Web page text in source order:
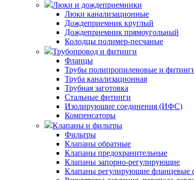
Люки и дождеприемники
Люки канализационные
Дождеприемник круглый
Дождеприемник прямоугольный
Колодцы полимер-песчаные
Трубопровод и фитинги
Фланцы
Трубы полипропиленовые и
Труба канализационная
Трубная заготовка
Стальные фитинги
Изолирующие соединения (ИФС)
Компенсаторы
Клапаны и фильтры
Фильтры
Клапаны обратные
Клапаны предохранительные
Клапаны запорно-регулирующие
Клапаны регулирующие фланцевые